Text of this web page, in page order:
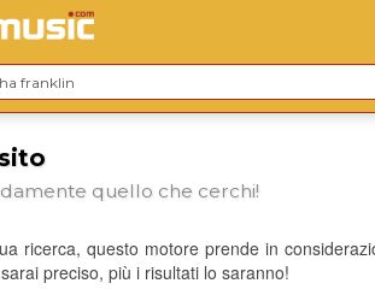
quello che cerchi!
ricerca, questo motore prende in
preciso, più i risultati lo saranno!